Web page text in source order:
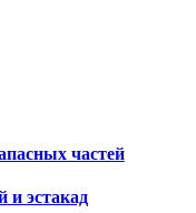
частей
и эстакад